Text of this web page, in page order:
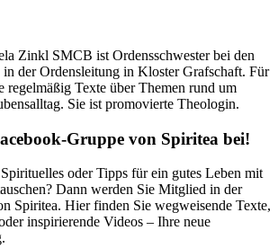
Zinkl SMCB ist Ordensschwester bei den
der Ordensleitung in Kloster Grafschaft. Für
regelmäßig Texte über Themen rund um
Sie ist promovierte Theologin.
Gruppe von Spiritea bei!
oder Tipps für ein gutes Leben mit
Dann werden Sie Mitglied in der
Spiritea. Hier finden Sie wegweisende Texte,
inspirierende Videos – Ihre neue